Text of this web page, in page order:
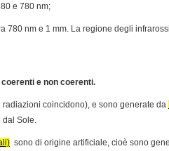
e 780 nm;
nm e 1 mm. La regione degli
e non coerenti.
coincidono), e sono generate da
dal Sole.
sono di origine artificiale, cioè sono